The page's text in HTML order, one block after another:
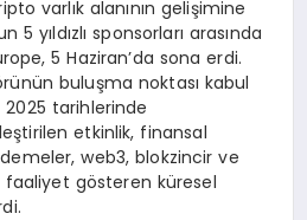
varlık alanının gelişimine
5 yıldızlı sponsorları arasında
5 Haziran’da sona erdi.
buluşma noktası kabul
tarihlerinde
etkinlik, finansal
web3, blokzincir ve
faaliyet gösteren küresel